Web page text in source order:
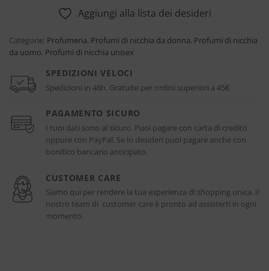
Aggiungi alla lista dei desideri
Categorie: Profumeria, Profumi di nicchia da donna, Profumi di nicchia
da uomo, Profumi di nicchia unisex
SPEDIZIONI VELOCI
Spedizioni in 48h. Gratuite per ordini superiori a 45€
PAGAMENTO SICURO
I tuoi dati sono al sicuro. Puoi pagare con carta di credito
oppure con PayPal. Se lo desideri puoi pagare anche con
bonifico bancario anticipato.
CUSTOMER CARE
Siamo qui per rendere la tua esperienza di shopping unica. Il
nostro team di customer care è pronto ad assisterti in ogni
momento.